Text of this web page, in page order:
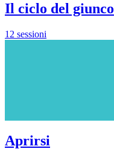
Il ciclo del giunco
12 sessioni
Aprirsi